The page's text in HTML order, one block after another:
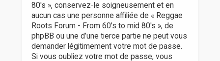
80's », conservez-le soigneusement et en
aucun cas une personne affiliée de « Reggae
Roots Forum - From 60's to mid 80's », de
phpBB ou une d’une tierce partie ne peut vous
demander légitimement votre mot de passe.
Si vous oubliez votre mot de passe, vous